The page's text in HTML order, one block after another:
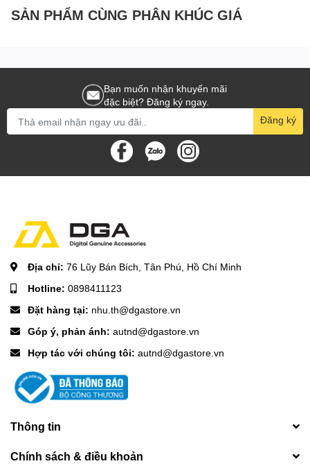
SẢN PHẨM CÙNG PHÂN KHÚC GIÁ
Bạn muốn nhận khuyến mãi
đặc biệt? Đăng ký ngay.
Đăng ký
Địa chỉ: 76 Lũy Bán Bích, Tân Phú, Hồ Chí Minh
Hotline: 0898411123
Đặt hàng tại: nhu.th@dgastore.vn
Góp ý, phản ánh: autnd@dgastore.vn
Hợp tác với chúng tôi: autnd@dgastore.vn
Thông tin
Chính sách & điều khoản